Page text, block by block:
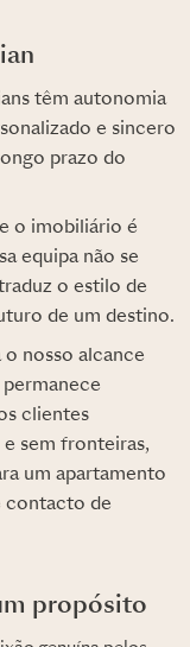
têm autonomia
e sincero
prazo do
o imobiliário é
equipa não se
o estilo de
de um destino.
o nosso alcance
clientes
e sem fronteiras,
um apartamento
contacto de
propósito